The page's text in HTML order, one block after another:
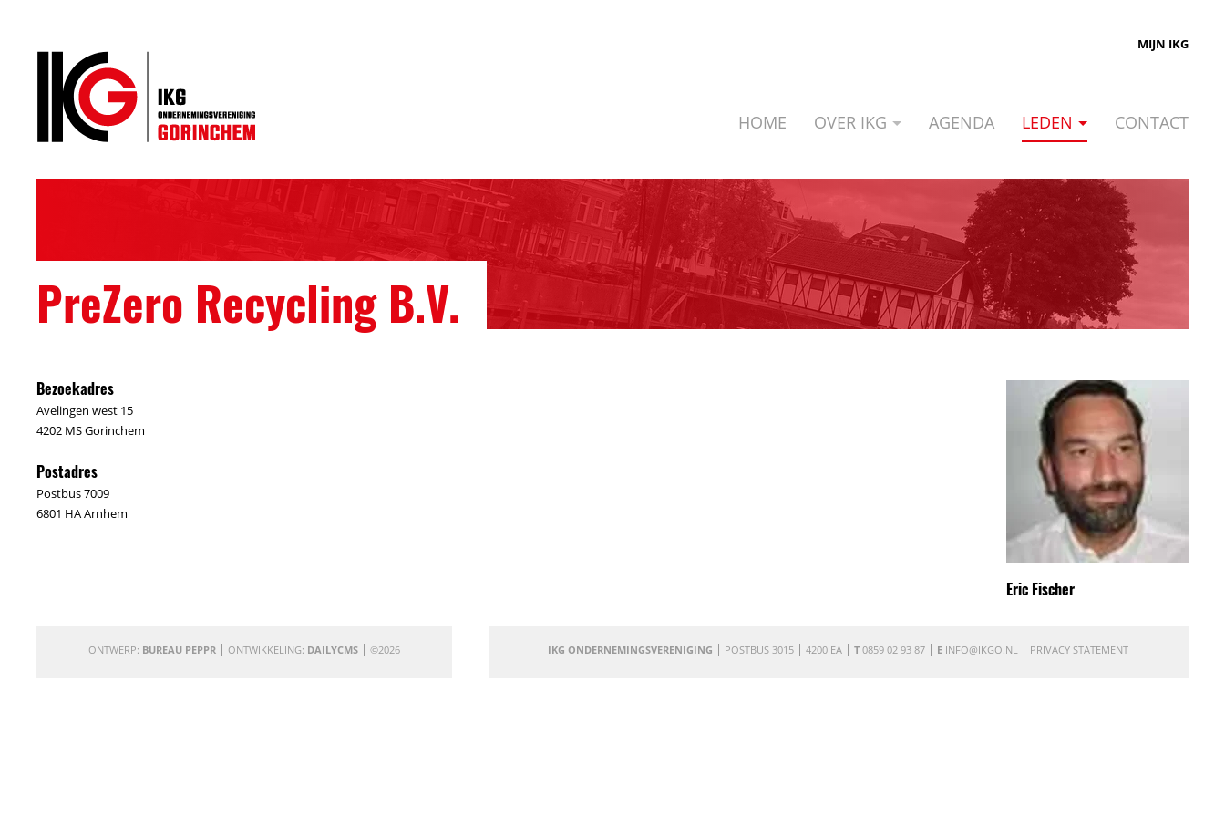
MIJN IKG
HOME OVER IKG AGENDA LEDEN CONTACT
PreZero Recycling B.V.
Bezoekadres
Avelingen west 15
4202 MS Gorinchem
Postadres
Postbus 7009
6801 HA Arnhem
Eric Fischer
ONTWERP: BUREAU PEPPR ONTWIKKELING: DAILYCMS ©2026 IKG ONDERNEMINGSVERENIGING POSTBUS 3015 4200 EA T0859 02 93 87 E INFO@IKGO.NL PRIVACY STATEMENT